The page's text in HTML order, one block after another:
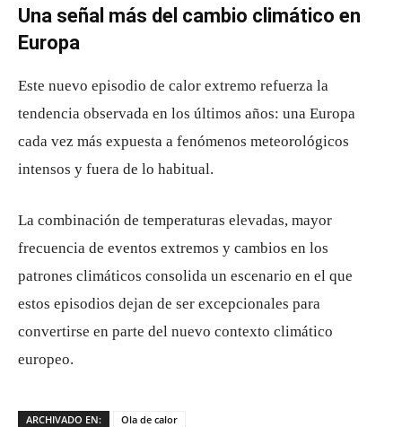
Una señal más del cambio climático en
Europa
Este nuevo episodio de calor extremo refuerza la
tendencia observada en los últimos años: una Europa
cada vez más expuesta a fenómenos meteorológicos
intensos y fuera de lo habitual.
La combinación de temperaturas elevadas, mayor
frecuencia de eventos extremos y cambios en los
patrones climáticos consolida un escenario en el que
estos episodios dejan de ser excepcionales para
convertirse en parte del nuevo contexto climático
europeo.
ARCHIVADO EN: Ola de calor